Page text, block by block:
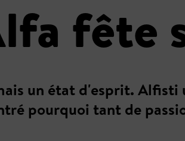
fête
un état d'esprit.
pourquoi tant de